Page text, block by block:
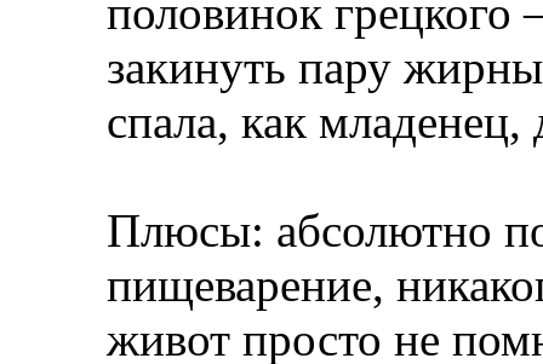
половинок
закинуть пару
спала, как младенец,
Плюсы: абсолютно
пищеварение,
живот просто не